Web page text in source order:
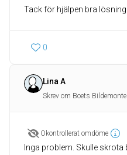
Tack för hjälpen bra
0
Lina A
Skrev om Boets
Okontrollerat omdöme
Inga problem. Skulle skrota